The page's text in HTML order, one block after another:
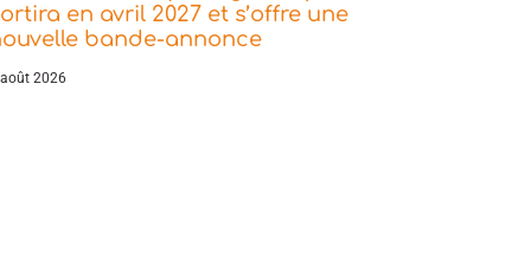
en avril 2027 et s’offre une
bande-annonce
2026